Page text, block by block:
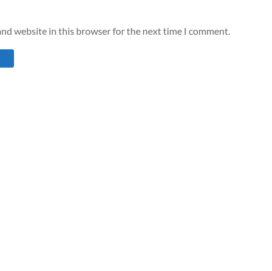
website in this browser for the next time I comment.